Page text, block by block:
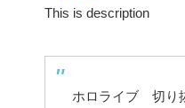
This is description
ホロライブ 切